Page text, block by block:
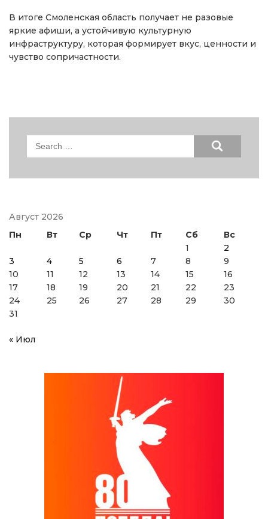
В итоге Смоленская область получает не разовые
яркие афиши, а устойчивую культурную
инфраструктуру, которая формирует вкус, ценности и
чувство сопричастности.
Search
Август 2026
Пн
Вт Ср Чт Пт Сб
Вс
1
2
3
4 5 6 7 8
9
10
11 12 13 14 15
16
17
18 19 20 21 22
23
24
25 26 27 28 29
30
31
« Июл